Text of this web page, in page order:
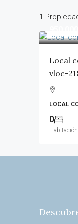
1
Local
vloc-
LOCAL
0
Habitación